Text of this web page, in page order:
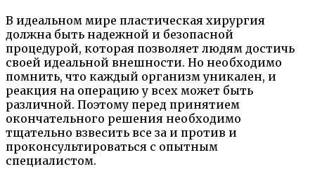
В идеальном мире пластическая хирургия
должна быть надежной и безопасной
процедурой, которая позволяет людям достичь
своей идеальной внешности. Но необходимо
помнить, что каждый организм уникален, и
реакция на операцию у всех может быть
различной. Поэтому перед принятием
окончательного решения необходимо
тщательно взвесить все за и против и
проконсультироваться с опытным
специалистом.